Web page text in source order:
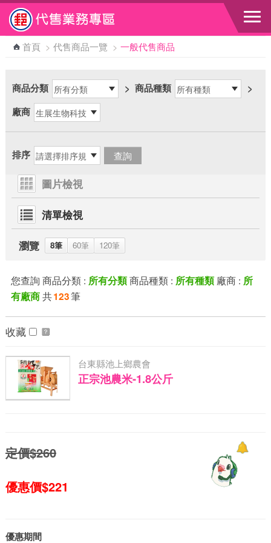
跳到主要內容區塊
首頁 > 代售商品一覽 > 一般代售商品
商品分類 > 商品種類
>
廠商
排序
圖片檢視
清單檢視
瀏覽 8筆 60筆 120筆
您查詢 商品分類 : 所有分類商品種類 : 所有種類廠商 : 所
有廠商共123筆
收藏
台東縣池上鄉農會
正宗池農米-1.8公斤
定價$260
優惠價$221
優惠期間